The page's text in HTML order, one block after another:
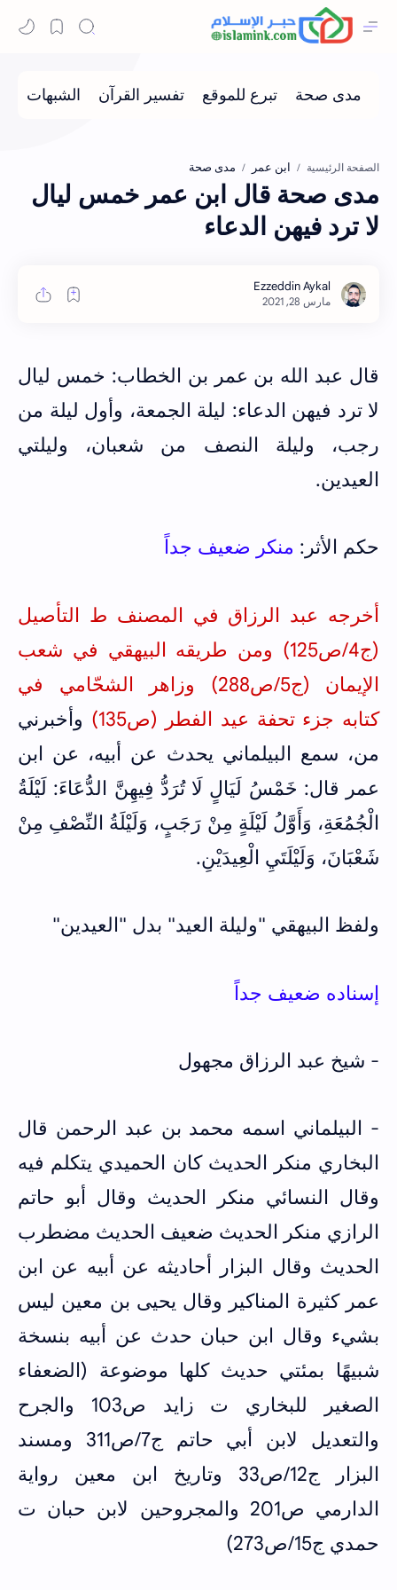
الصفحة الرئيسية ابن عمر مدى صحة
مدى صحة قال ابن عمر خمس ليال
لا ترد فيهن الدعاء
قال عبد الله بن عمر بن الخطاب: خمس ليال
لا ترد فيهن الدعاء: ليلة الجمعة، وأول ليلة من
رجب، وليلة النصف من شعبان، وليلتي
العيدين.
حكم الأثر: منكر ضعيف جداً
أخرجه عبد الرزاق في المصنف ط التأصيل
(ج4/ص125) ومن طريقه البيهقي في شعب
الإيمان (ج5/ص288) وزاهر الشحّامي في
كتابه جزء تحفة عيد الفطر (ص135)
وأخبرني
من، سمع البيلماني يحدث عن أبيه، عن ابن
عمر قال: خَمْسُ لَيَالٍ لَا تُرَدُّ فِيهِنَّ الدُّعَاءَ: لَيْلَةُ
الْجُمُعَةِ، وَأَوَّلُ لَيْلَةٍ مِنْ رَجَبٍ، وَلَيْلَةُ النِّصْفِ مِنْ
شَعْبَانَ، وَلَيْلَتَيِ الْعِيدَيْنِ.
ولفظ البيهقي "وليلة العيد" بدل "العيدين"
إسناده ضعيف جداً
- شيخ عبد الرزاق مجهول
- البيلماني اسمه محمد بن عبد الرحمن قال
البخاري منكر الحديث كان الحميدي يتكلم فيه
وقال النسائي منكر الحديث وقال أبو حاتم
الرازي منكر الحديث ضعيف الحديث مضطرب
الحديث وقال البزار أحاديثه عن أبيه عن ابن
عمر كثيرة المناكير وقال يحيى بن معين ليس
بشيء وقال ابن حبان حدث عن أبيه بنسخة
شبيهًا بمئتي حديث كلها موضوعة (الضعفاء
الصغير للبخاري ت زايد ص103 والجرح
والتعديل لابن أبي حاتم ج7/ص311 ومسند
البزار ج12/ص33 وتاريخ ابن معين رواية
الدارمي ص201 والمجروحين لابن حبان ت
حمدي ج15/ص273)